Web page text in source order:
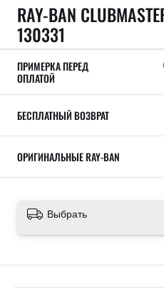
RAY-BAN
130331
ПРИМЕРКА ПЕРЕД
ОПЛАТОЙ
БЕСПЛАТНЫЙ ВОЗВРАТ
ОРИГИНАЛЬНЫЕ RAY-BAN
Выбрать